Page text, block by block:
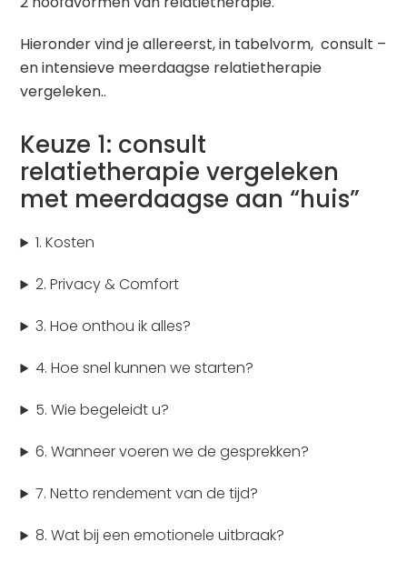
Hieronder vind je allereerst, in tabelvorm, consult –
en intensieve meerdaagse relatietherapie
vergeleken..
Keuze 1: consult
relatietherapie vergeleken
met meerdaagse aan “huis”
1. Kosten
2. Privacy & Comfort
3. Hoe onthou ik alles?
4. Hoe snel kunnen we starten?
5. Wie begeleidt u?
6. Wanneer voeren we de gesprekken?
7. Netto rendement van de tijd?
8. Wat bij een emotionele uitbraak?